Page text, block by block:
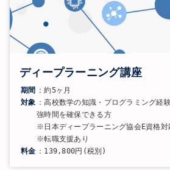
ディープラーニング講座
期間 ：約5ヶ月
対象 ：高校数学の知識・プログラミング経
強時間を確保できる方
※日本ディープラーニング協会E資格対
※転職支援あり
料金 ：139,800円(税別)